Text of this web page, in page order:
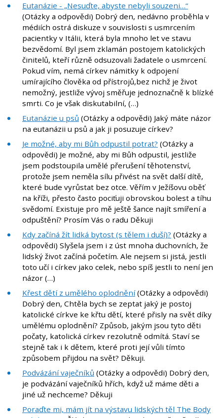
Eutanázie - „Nesuďte, abyste nebyli souzeni…“
(Otázky a odpovědi) Dobrý den, nedávno proběhla v
médiích ostrá diskuze v souvislosti s usmrcením
pacientky v Itálii, která byla mnoho let ve stavu
bezvědomí. Byl jsem zklamán postojem katolických
činitelů, kteří různě odsuzovali žadatele o usmrcení.
Pokud vím, nemá církev námitky k odpojení
umírajícího člověka od přístrojů,bez nichž je život
nemožný, jestliže vývoj směřuje jednoznačně k blízké
smrti. Co je však diskutabilní, (…)
Eutanázie u psů (Otázky a odpovědi) Jaký máte názor
na eutanázii u psů a jak ji posuzuje církev?
Je možné, aby mi Bůh odpustil potrat? (Otázky a
odpovědi) Je možné, aby mi Bůh odpustil, jestliže
jsem podstoupila umělé přerušení těhotenství,
protože jsem neměla sílu přivést na svět další dítě,
které bude vyrůstat bez otce. Věřím v Ježíšovu oběť
na kříži, přesto často pociťuji obrovskou bolest a tíhu
svědomí. Existuje pro mě ještě šance najít smíření a
odpuštění? Prosím Vás o radu Děkuji
Kdy začíná žít lidká bytost (s tělem i duší)? (Otázky a
odpovědi) Slyšela jsem i z úst mnoha duchovních, že
lidský život začíná početím. Ale nejsem si jistá, jestli
toto učí i církev jako celek, nebo spíš jestli to není jen
názor (…)
Křest dětí z umělého oplodnění(Otázky a odpovědi)
Dobrý den, Chtěla bych se zeptat jaký je postoj
katolické církve ke křtu dětí, které přisly na svět díky
umělému oplodnění? Způsob, jakým jsou tyto děti
počaty, katolická církev rezolutně odmítá. Staví se
stejně tak i k dětem, které proti její vůli tímto
způsobem přijdou na svět? Děkuji.
Podvázání vaječníků (Otázky a odpovědi) Dobrý den,
je podvázání vaječníků hřích, když už máme děti a
jiné už nechceme? Děkuji
Poraďte mi, mám jít na výstavu lidských těl The Body